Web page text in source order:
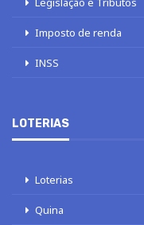
Imposto de renda
INSS
LOTERIAS
Loterias
Quina